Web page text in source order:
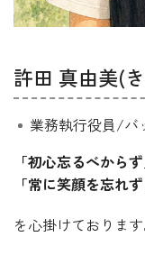
許田 真由美(
業務執行役員/バ
「初心忘るべからず
「常に笑顔を忘れず
を心掛けております